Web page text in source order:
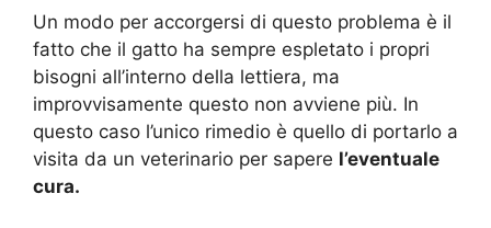
Un modo per accorgersi di questo problema è il
fatto che il gatto ha sempre espletato i propri
bisogni all’interno della lettiera, ma
improvvisamente questo non avviene più. In
questo caso l’unico rimedio è quello di portarlo a
visita da un veterinario per sapere l’eventuale
cura.